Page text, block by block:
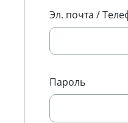
Эл. почта /
Пароль